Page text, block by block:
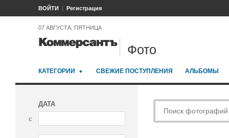
ВОЙТИ Регистрация
07 АВГУСТА, ПЯТНИЦА
Фото
КАТЕГОРИИ СВЕЖИЕ ПОСТУПЛЕНИЯ АЛЬБОМЫ
ДАТА
с